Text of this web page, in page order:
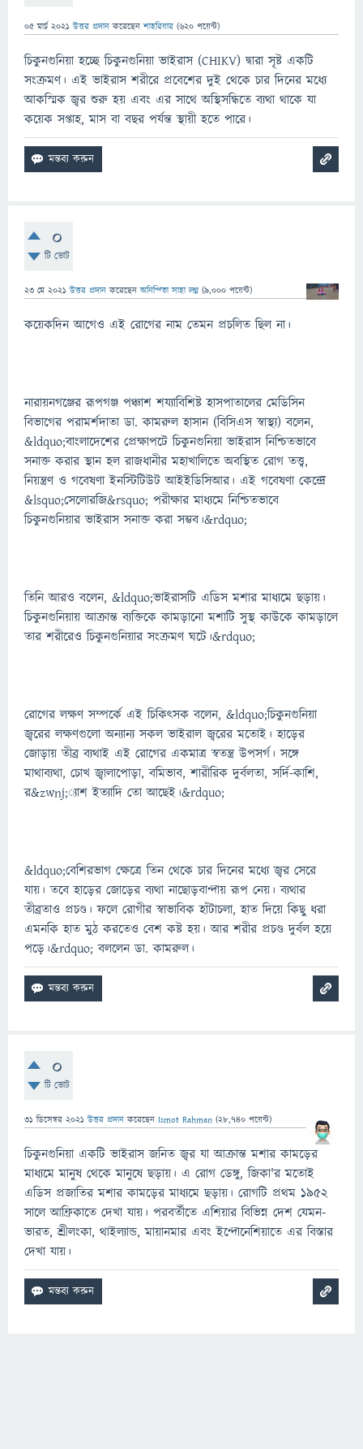
05 মার্চ 2021 উত্তর প্রদান করেছেনশাহরিয়ার (620 পয়েন্ট)
চিকুনগুনিয়া হচ্ছে চিকুনগুনিয়া ভাইরাস (CHIKV) দ্বারা সৃষ্ট একটি
সংক্রমণ। এই ভাইরাস শরীরে প্রবেশের দুই থেকে চার দিনের মধ্যে
আকস্মিক জ্বর শুরু হয় এবং এর সাথে অস্থিসন্ধিতে ব্যথা থাকে যা
কয়েক সপ্তাহ, মাস বা বছর পর্যন্ত স্থায়ী হতে পারে।
0
টি ভোট
23 মে 2021 উত্তর প্রদান করেছেনঅনিন্দিতা সাহা লগ্ন (9,000 পয়েন্ট)
কয়েকদিন আগেও এই রোগের নাম তেমন প্রচলিত ছিল না।
নারায়নগঞ্জের রূপগঞ্জ পঞ্চাশ শয্যাবিশিষ্ট হাসপাতালের মেডিসিন
বিভাগের পরামর্শদাতা ডা. কামরুল হাসান (বিসিএস স্বাস্থ্য) বলেন,
&ldquo;বাংলাদেশের প্রেক্ষাপটে চিকুনগুনিয়া ভাইরাস নিশ্চিতভাবে
সনাক্ত করার স্থান হল রাজধানীর মহাখালিতে অবস্থিত রোগ তত্ত্ব,
নিয়ন্ত্রণ ও গবেষণা ইনস্টিটিউট আইইডিসিআর। এই গবেষণা কেন্দ্রে
&lsquo;সেলোরজি&rsquo; পরীক্ষার মাধ্যমে নিশ্চিতভাবে
চিকুনগুনিয়ার ভাইরাস সনাক্ত করা সম্ভব।&rdquo;
তিনি আরও বলেন, &ldquo;ভাইরাসটি এডিস মশার মাধ্যমে ছড়ায়।
চিকুনগুনিয়ায় আক্রান্ত ব্যক্তিকে কামড়ানো মশাটি সুস্থ কাউকে কামড়ালে
তার শরীরেও চিকুনগুনিয়ার সংক্রমণ ঘটে।&rdquo;
রোগের লক্ষণ সম্পর্কে এই চিকিৎসক বলেন, &ldquo;চিকুনগুনিয়া
জ্বরের লক্ষণগুলো অন্যান্য সকল ভাইরাল জ্বরের মতোই। হাড়ের
জোড়ায় তীব্র ব্যথাই এই রোগের একমাত্র স্বতন্ত্র উপসর্গ। সঙ্গে
মাথাব্যথা, চোখ জ্বালাপোড়া, বমিভাব, শারীরিক দুর্বলতা, সর্দি-কাশি,
র&zwnj;্যাশ ইত্যাদি তো আছেই।&rdquo;
&ldquo;বেশিরভাগ ক্ষেত্রে তিন থেকে চার দিনের মধ্যে জ্বর সেরে
যায়। তবে হাড়ের জোড়ের ব্যথা নাছোড়বান্দায় রূপ নেয়। ব্যথার
তীব্রতাও প্রচণ্ড। ফলে রোগীর স্বাভাবিক হাঁটাচলা, হাত দিয়ে কিছু ধরা
এমনকি হাত মুঠ করতেও বেশ কষ্ট হয়। আর শরীর প্রচণ্ড দুর্বল হয়ে
পড়ে।&rdquo; বললেন ডা. কামরুল।
0
টি ভোট
31 ডিসেম্বর 2021 উত্তর প্রদান করেছেন Ismot Rahman (28,740 পয়েন্ট)
চিকুনগুনিয়া একটি ভাইরাস জনিত জ্বর যা আক্রান্ত মশার কামড়ের
মাধ্যমে মানুষ থেকে মানুষে ছড়ায়। এ রোগ ডেঙ্গু, জিকা'র মতোই
এডিস প্রজাতির মশার কামড়ের মাধ্যমে ছড়ায়। রোগটি প্রথম ১৯৫২
সালে আফ্রিকাতে দেখা যায়। পরবর্তীতে এশিয়ার বিভিন্ন দেশ যেমন-
ভারত, শ্রীলংকা, থাইল্যান্ড, মায়ানমার এবং ইন্দোনেশিয়াতে এর বিস্তার
দেখা যায়।